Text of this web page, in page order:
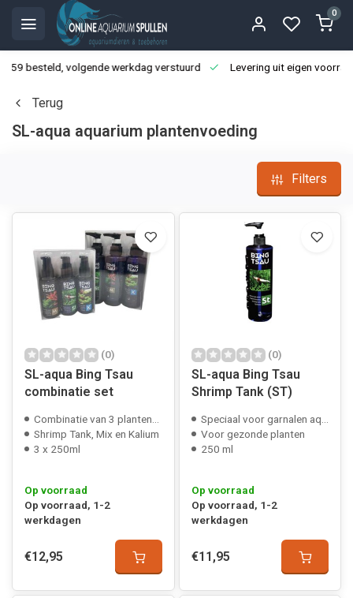
0
besteld, volgende werkdag verstuurd Levering uit eigen
Terug
SL-aqua aquarium plantenvoeding
Filters
(0)
SL-aqua Bing Tsau
combinatie set
Combinatie van 3 plantenvoeders
Shrimp Tank, Mix en Kalium
3 x 250ml
Op voorraad
Op voorraad, 1-2
werkdagen
€12,95
(0)
SL-aqua Bing Tsau
Shrimp Tank (ST)
Speciaal voor garnalen aquaria
Voor gezonde planten
250 ml
Op voorraad
Op voorraad, 1-2
werkdagen
€11,95